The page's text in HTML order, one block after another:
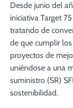
Desde junio del
iniciativa Target
tratando de
de que cumplir
proyectos de
uniéndose a una
suministro (SR)
sostenibilidad.